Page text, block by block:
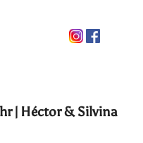
| Héctor & Silvina